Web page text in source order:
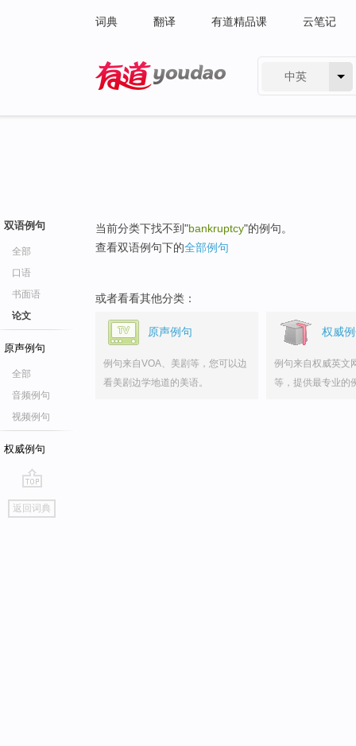
词典 翻译 有道精品课 云笔记
中英
双语例句
全部
口语
书面语
论文
原声例句
全部
音频例句
视频例句
权威例句
go
top
返回词典
当前分类下找不到"bankruptcy"的例句。
查看双语例句下的全部例句
或者看看其他分类：
原声例句
例句来自VOA、美剧等，您可以边
看美剧边学地道的美语。
权威
例句来自权威英文
等，提供最专业的